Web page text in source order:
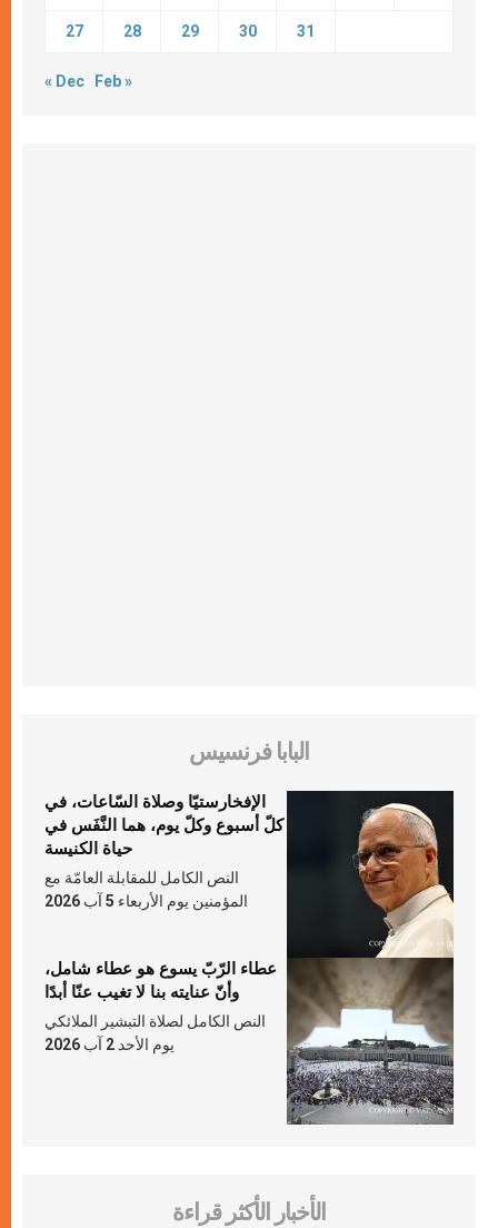
27 28 29 30 31
« Dec Feb »
البابا فرنسيس
الإفخارستيّا وصلاة السّاعات، في
كلّ أسبوع وكلّ يوم، هما النَّفَس في
حياة الكنيسة
النص الكامل للمقابلة العامّة مع
المؤمنين يوم الأربعاء 5 آب 2026
عطاء الرّبّ يسوع هو عطاء شامل،
وأنّ عنايته بنا لا تغيب عنّا أبدًا
النص الكامل لصلاة التبشير الملائكي
يوم الأحد 2 آب 2026
الأخبار الأكثر قراءة